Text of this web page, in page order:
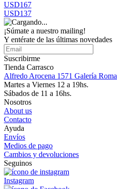
USD167
USD137
¡Súmate a nuestro mailing!
Y entérate de las últimas novedades
Suscribirme
Tienda Carrasco
Alfredo Arocena 1571 Galería Roma
Martes a Viernes 12 a 19hs.
Sábados de 11 a 16hs.
Nosotros
About us
Contacto
Ayuda
Envíos
Medios de pago
Cambios y devoluciones
Seguinos
Instagram